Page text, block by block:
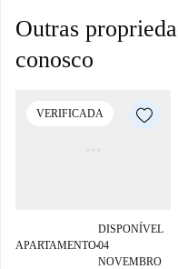
Outras
conosco
VERIFICADA
APARTAMENTO■
DISPONÍVEL
04
NOVEMBRO